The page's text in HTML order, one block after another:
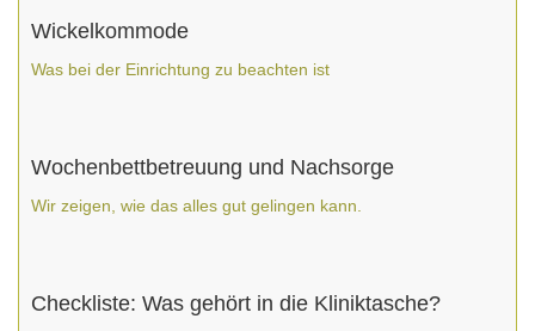
Wickelkommode
Was bei der Einrichtung zu beachten ist
Wochenbettbetreuung und Nachsorge
Wir zeigen, wie das alles gut gelingen kann.
Checkliste: Was gehört in die Kliniktasche?